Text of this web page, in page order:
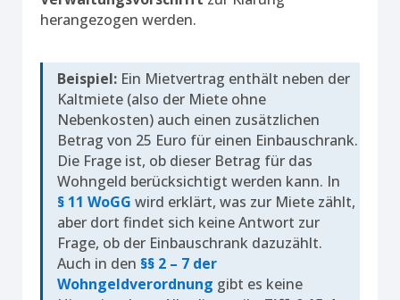
herangezogen werden.
Beispiel: Ein Mietvertrag enthält neben der
Kaltmiete (also der Miete ohne
Nebenkosten) auch einen zusätzlichen
Betrag von 25 Euro für einen Einbauschrank.
Die Frage ist, ob dieser Betrag für das
Wohngeld berücksichtigt werden kann. In
§ 11 WoGG wird erklärt, was zur Miete zählt,
aber dort findet sich keine Antwort zur
Frage, ob der Einbauschrank dazuzählt.
Auch in den §§ 2 – 7 der
Wohngeldverordnung gibt es keine